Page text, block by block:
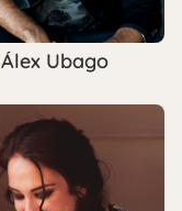
Álex Ubago